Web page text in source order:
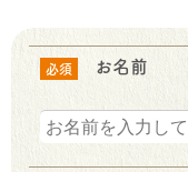
必須 お名前